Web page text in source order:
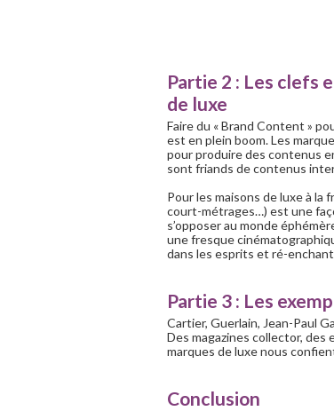
Partie 2 : Les clefs
de luxe
Faire du « Brand Content »
est en plein boom. Les
pour produire des contenus
sont friands de contenus
Pour les maisons de luxe à la
court-métrages…) est une
s’opposer au monde
une fresque
dans les esprits et ré-
Partie 3 : Les
Cartier, Guerlain, Jean-Paul
Des magazines collector,
marques de luxe nous
Conclusion